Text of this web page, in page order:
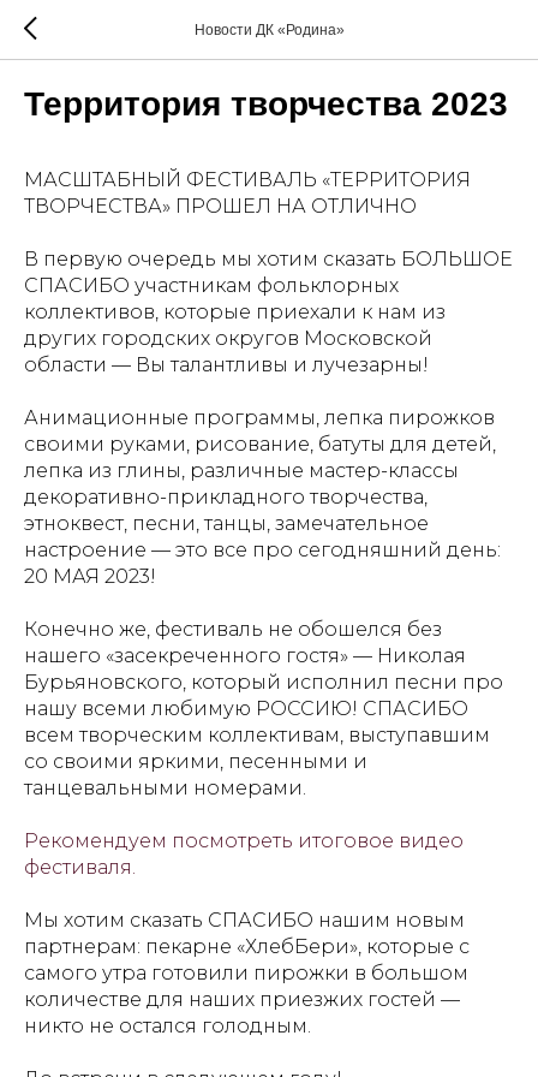
Новости ДК «Родина»
Территория творчества 2023
МАСШТАБНЫЙ ФЕСТИВАЛЬ «ТЕРРИТОРИЯ
ТВОРЧЕСТВА» ПРОШЕЛ НА ОТЛИЧНО
В первую очередь мы хотим сказать БОЛЬШОЕ
СПАСИБО участникам фольклорных
коллективов, которые приехали к нам из
других городских округов Московской
области — Вы талантливы и лучезарны!
Анимационные программы, лепка пирожков
своими руками, рисование, батуты для детей,
лепка из глины, различные мастер-классы
декоративно-прикладного творчества,
этноквест, песни, танцы, замечательное
настроение — это все про сегодняшний день:
20 МАЯ 2023!
Конечно же, фестиваль не обошелся без
нашего «засекреченного гостя» — Николая
Бурьяновского, который исполнил песни про
нашу всеми любимую РОССИЮ! СПАСИБО
всем творческим коллективам, выступавшим
со своими яркими, песенными и
танцевальными номерами.
Рекомендуем посмотреть итоговое видео
фестиваля.
Мы хотим сказать СПАСИБО нашим новым
партнерам: пекарне «ХлебБери», которые с
самого утра готовили пирожки в большом
количестве для наших приезжих гостей —
никто не остался голодным.